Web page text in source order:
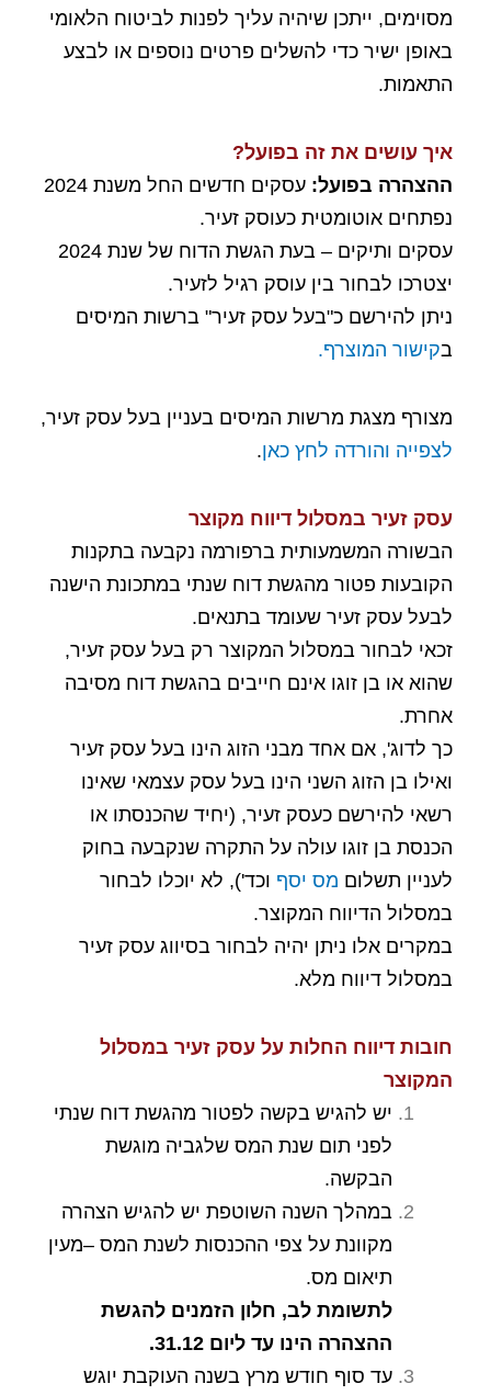
מסוימים, ייתכן שיהיה עליך לפנות לביטוח הלאומי
באופן ישיר כדי להשלים פרטים נוספים או לבצע
התאמות.
איך עושים את זה בפועל?
ההצהרה בפועל:
עסקים חדשים החל משנת 2024
נפתחים אוטומטית כעוסק זעיר.
עסקים ותיקים – בעת הגשת הדוח של שנת 2024
יצטרכו לבחור בין עוסק רגיל לזעיר.
ניתן להירשם כ"בעל עסק זעיר" ברשות המיסים
בקישור המוצרף.
מצורף מצגת מרשות המיסים בעניין בעל עסק זעיר,
לצפייה והורדה לחץ כאן.
עסק זעיר במסלול דיווח מקוצר
הבשורה המשמעותית ברפורמה נקבעה בתקנות
הקובעות פטור מהגשת דוח שנתי במתכונת הישנה
לבעל עסק זעיר שעומד בתנאים.
זכאי לבחור במסלול המקוצר רק בעל עסק זעיר,
שהוא או בן זוגו אינם חייבים בהגשת דוח מסיבה
אחרת.
כך לדוג', אם אחד מבני הזוג הינו בעל עסק זעיר
ואילו בן הזוג השני הינו בעל עסק עצמאי שאינו
רשאי להירשם כעסק זעיר, (יחיד שהכנסתו או
הכנסת בן זוגו עולה על התקרה שנקבעה בחוק
לעניין תשלום מס יסף וכד'), לא יוכלו לבחור
במסלול הדיווח המקוצר.
במקרים אלו ניתן יהיה לבחור בסיווג עסק זעיר
במסלול דיווח מלא.
חובות דיווח החלות על עסק זעיר במסלול
המקוצר
יש להגיש בקשה לפטור מהגשת דוח שנתי
לפני תום שנת המס שלגביה מוגשת
הבקשה.
במהלך השנה השוטפת יש להגיש הצהרה
מקוונת על צפי ההכנסות לשנת המס –מעין
תיאום מס.
לתשומת לב, חלון הזמנים להגשת
ההצהרה הינו עד ליום 31.12.
עד סוף חודש מרץ בשנה העוקבת יוגש